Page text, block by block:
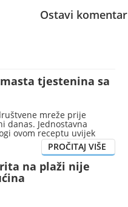
Ostavi komentar
tjestenina sa
mreže prije
danas. Jednostavna
ovom receptu uvijek
na plaži nije